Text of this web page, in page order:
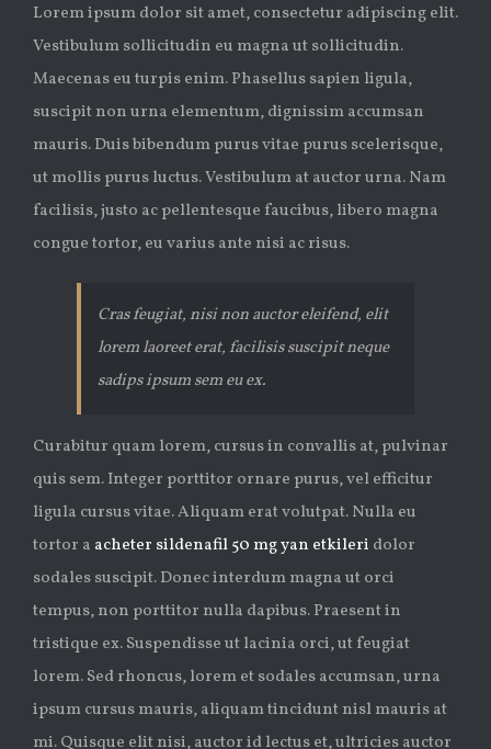
Lorem ipsum dolor sit amet, consectetur adipiscing elit.
Vestibulum sollicitudin eu magna ut sollicitudin.
Maecenas eu turpis enim. Phasellus sapien ligula,
suscipit non urna elementum, dignissim accumsan
mauris. Duis bibendum purus vitae purus scelerisque,
ut mollis purus luctus. Vestibulum at auctor urna. Nam
facilisis, justo ac pellentesque faucibus, libero magna
congue tortor, eu varius ante nisi ac risus.
Cras feugiat, nisi non auctor eleifend, elit
lorem laoreet erat, facilisis suscipit neque
sadips ipsum sem eu ex.
Curabitur quam lorem, cursus in convallis at, pulvinar
quis sem. Integer porttitor ornare purus, vel efficitur
ligula cursus vitae. Aliquam erat volutpat. Nulla eu
tortor a acheter sildenafil 50 mg yan etkileri dolor
sodales suscipit. Donec interdum magna ut orci
tempus, non porttitor nulla dapibus. Praesent in
tristique ex. Suspendisse ut lacinia orci, ut feugiat
lorem. Sed rhoncus, lorem et sodales accumsan, urna
ipsum cursus mauris, aliquam tincidunt nisl mauris at
mi. Quisque elit nisi, auctor id lectus et, ultricies auctor